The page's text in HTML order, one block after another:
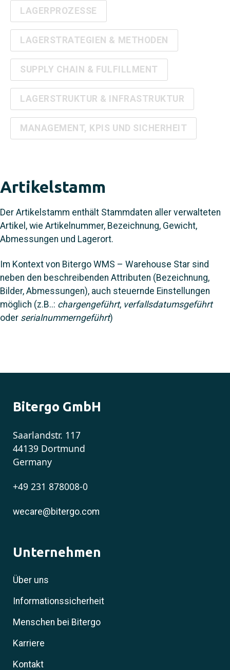
LAGERPROZESSE
LAGERSTRATEGIEN & METHODEN
SUPPLY CHAIN & FULFILLMENT
LAGERSTRUKTUR & INFRASTRUKTUR
MANAGEMENT, KPIS UND SICHERHEIT
Artikelstamm
Der Artikelstamm enthält Stammdaten aller verwalteten
Artikel, wie Artikelnummer, Bezeichnung, Gewicht,
Abmessungen und Lagerort.
Im Kontext von Bitergo WMS – Warehouse Star sind
neben den beschreibenden Attributen (Bezeichnung,
Bilder, Abmessungen), auch steuernde Einstellungen
möglich (z.B..: chargengeführt, verfallsdatumsgeführt
oder serialnummerngeführt)
Bitergo GmbH
Saarlandstr. 117
44139 Dortmund
Germany
+49 231 878008-0
wecare@bitergo.com
Unternehmen
Über uns
Informationssicherheit
Menschen bei Bitergo
Karriere
Kontakt